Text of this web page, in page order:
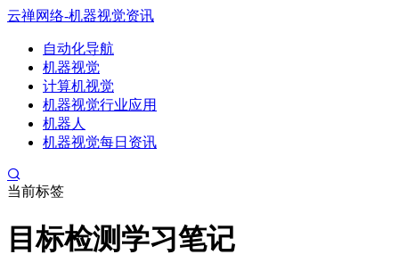
云禅网络-机器视觉资讯
自动化导航
机器视觉
计算机视觉
机器视觉行业应用
机器人
机器视觉每日资讯
当前标签
目标检测学习笔记